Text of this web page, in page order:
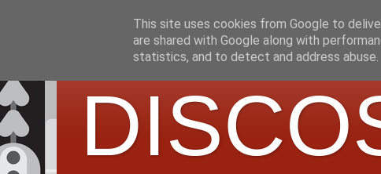
This site uses cookies from Google to
are shared with Google along with
statistics, and to detect and address abuse.